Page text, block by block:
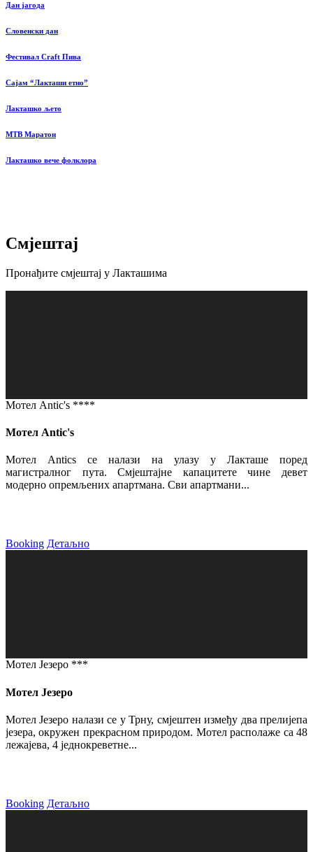
Дан јагода
Словенски дан
Фестивал Craft Пива
Сајам “Лакташи етно”
Лакташко љето
MTB Маратон
Лакташко вече фолклора
Смјештај
Пронађите смјештај у Лакташима
Мотел Antic's ****
Мотел Antic's
Мотел Antics се налази на улазу у Лакташе поред
магистралног пута. Смјештајне капацитете чине девет
модерно опремљених апартмана. Сви апартмани...
Booking Детаљно
Мотел Језеро ***
Мотел Језеро
Мотел Језеро налази се у Трну, смјештен између два прелијепа
језера, окружен прекрасном природом. Мотел располаже са 48
лежајева, 4 једнокреветне...
Booking Детаљно